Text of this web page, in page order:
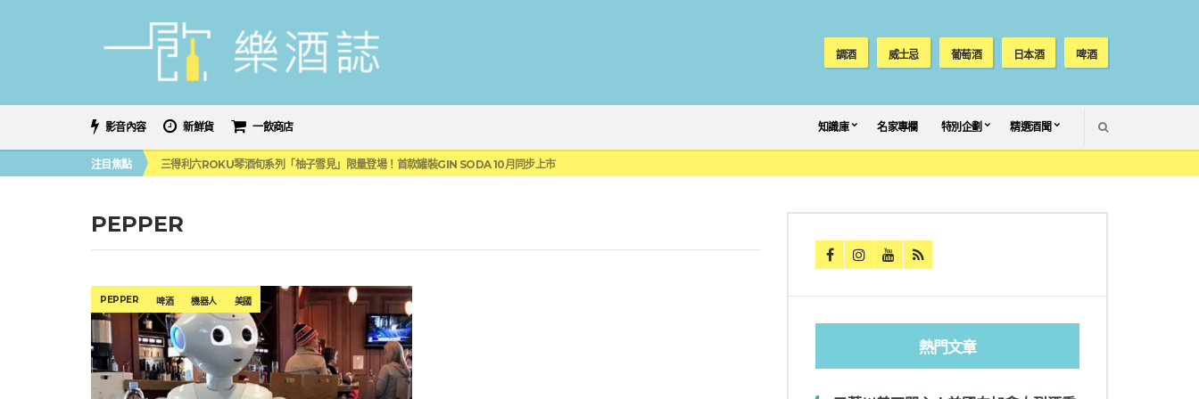
調酒 威士忌 葡萄酒 日本酒 啤酒
影音內容 新鮮貨 一飲商店 知識庫 名家專欄 特別企劃 精選酒聞
注目焦點
萬眾敲碗如期回歸！SUNMAI金色三麥3度攜手花蓮瓜農品牌「阿強西瓜」
三得利六ROKU琴酒旬系列「柚子雪見」限量登場！首款罐裝GIN SODA 10月同步上市
美國正式恢復蘇格蘭威士忌零關稅！烈酒產業再次迎來重磅利多
萬眾敲碗如期回歸！SUNMAI金色三麥3度攜手花蓮瓜農品牌「阿強西瓜」
PEPPER
PEPPER 啤酒 機器人 美國
熱門文章